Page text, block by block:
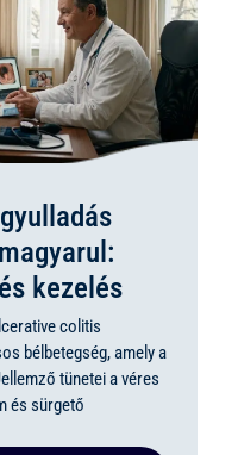
kezelés
colitis
bélbetegség, amely a
tünetei a véres
és sürgető